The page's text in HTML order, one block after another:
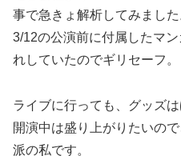
事で急きょ解析してみました
3/12の公演前に付属したマ
れしていたのでギリセーフ。
ライブに行っても、グッズ
開演中は盛り上がりたいの
派の私です。